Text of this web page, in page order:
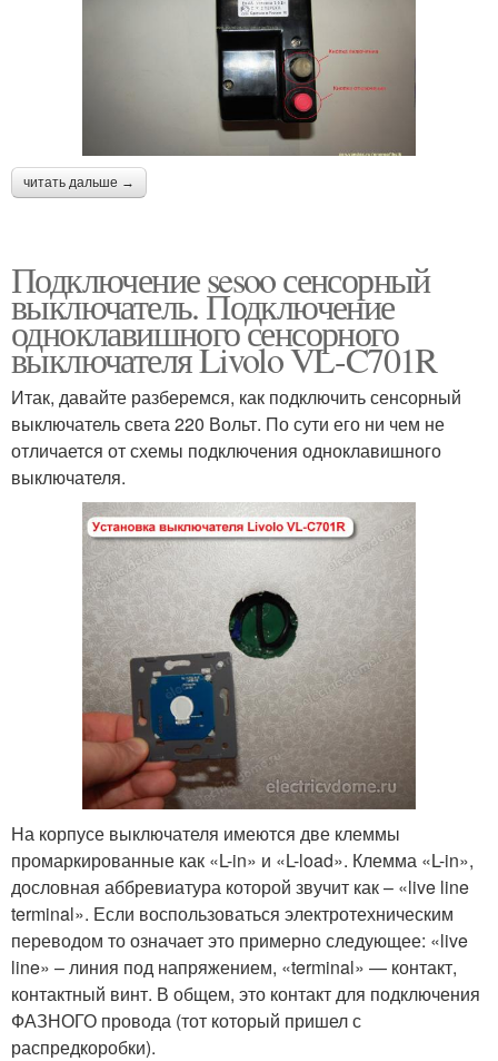
читать дальше →
Подключение sesoo сенсорный
выключатель. Подключение
одноклавишного сенсорного
выключателя Livolo VL-C701R
Итак, давайте разберемся, как подключить сенсорный
выключатель света 220 Вольт. По сути его ни чем не
отличается от схемы подключения одноклавишного
выключателя.
На корпусе выключателя имеются две клеммы
промаркированные как «L-in» и «L-load». Клемма «L-in»,
дословная аббревиатура которой звучит как – «live line
terminal». Если воспользоваться электротехническим
переводом то означает это примерно следующее: «live
line» – линия под напряжением, «terminal» — контакт,
контактный винт. В общем, это контакт для подключения
ФАЗНОГО провода (тот который пришел с
распредкоробки).